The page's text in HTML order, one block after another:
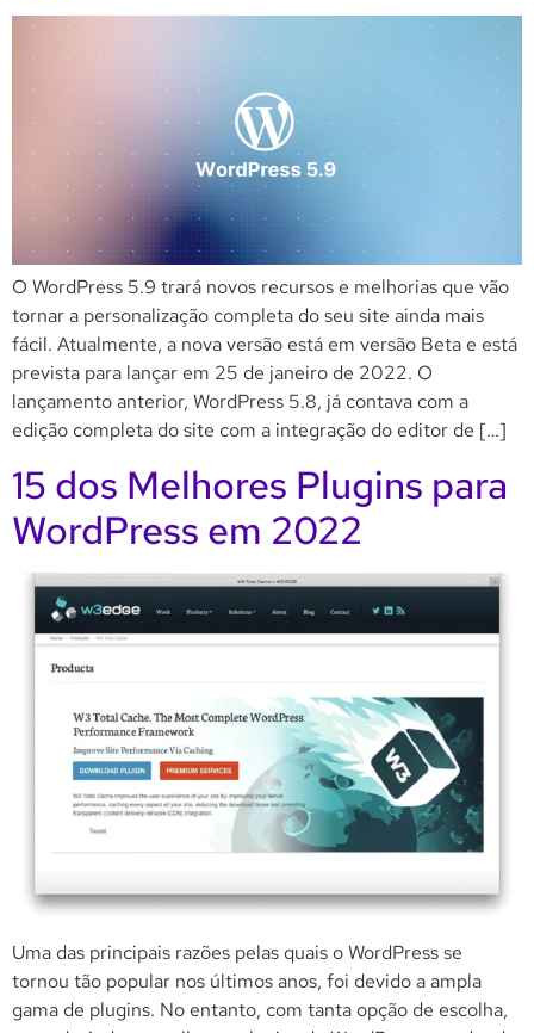
O WordPress 5.9 trará novos recursos e melhorias que vão
tornar a personalização completa do seu site ainda mais
fácil. Atualmente, a nova versão está em versão Beta e está
prevista para lançar em 25 de janeiro de 2022. O
lançamento anterior, WordPress 5.8, já contava com a
edição completa do site com a integração do editor de […]
15 dos Melhores Plugins para
WordPress em 2022
Uma das principais razões pelas quais o WordPress se
tornou tão popular nos últimos anos, foi devido a ampla
gama de plugins. No entanto, com tanta opção de escolha,